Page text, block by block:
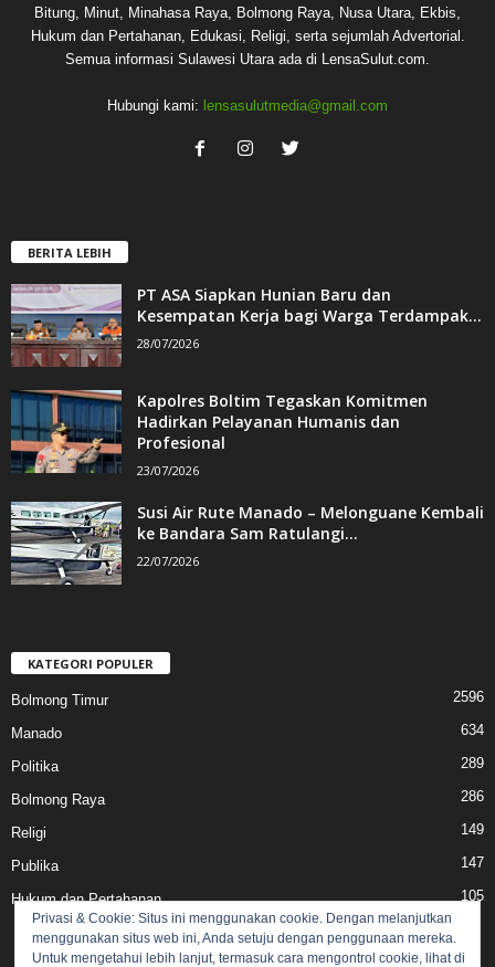
Bitung, Minut, Minahasa Raya, Bolmong Raya, Nusa Utara, Ekbis,
Hukum dan Pertahanan, Edukasi, Religi, serta sejumlah Advertorial.
Semua informasi Sulawesi Utara ada di LensaSulut.com.
Hubungi kami: lensasulutmedia@gmail.com
BERITA LEBIH
PT ASA Siapkan Hunian Baru dan
Kesempatan Kerja bagi Warga Terdampak...
28/07/2026
Kapolres Boltim Tegaskan Komitmen
Hadirkan Pelayanan Humanis dan
Profesional
23/07/2026
Susi Air Rute Manado – Melonguane Kembali
ke Bandara Sam Ratulangi...
22/07/2026
KATEGORI POPULER
Bolmong Timur 2596
Manado 634
Politika 289
Bolmong Raya 286
Religi 149
Publika 147
Hukum dan Pertahanan 105
Privasi & Cookie: Situs ini menggunakan cookie. Dengan melanjutkan
menggunakan situs web ini, Anda setuju dengan penggunaan mereka.
Untuk mengetahui lebih lanjut, termasuk cara mengontrol cookie, lihat di